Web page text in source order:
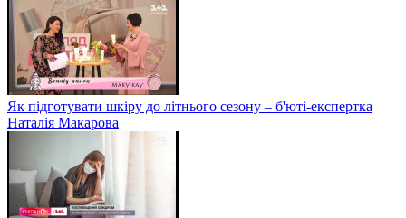
Як підготувати шкіру до літнього сезону – б'юті-експертка
Наталія Макарова